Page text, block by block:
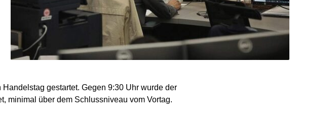
gestartet. Gegen 9:30 Uhr wurde der
minimal über dem Schlussniveau vom Vortag.